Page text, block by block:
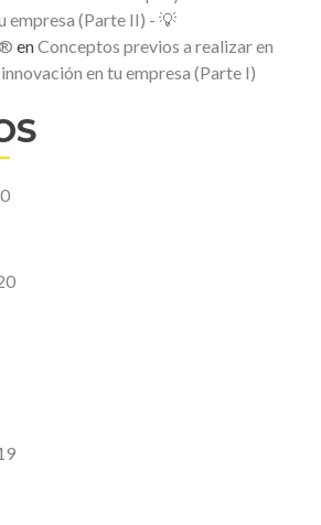
empresa (Parte II) - 💡
enConceptos previos a realizar en
en tu empresa (Parte I)